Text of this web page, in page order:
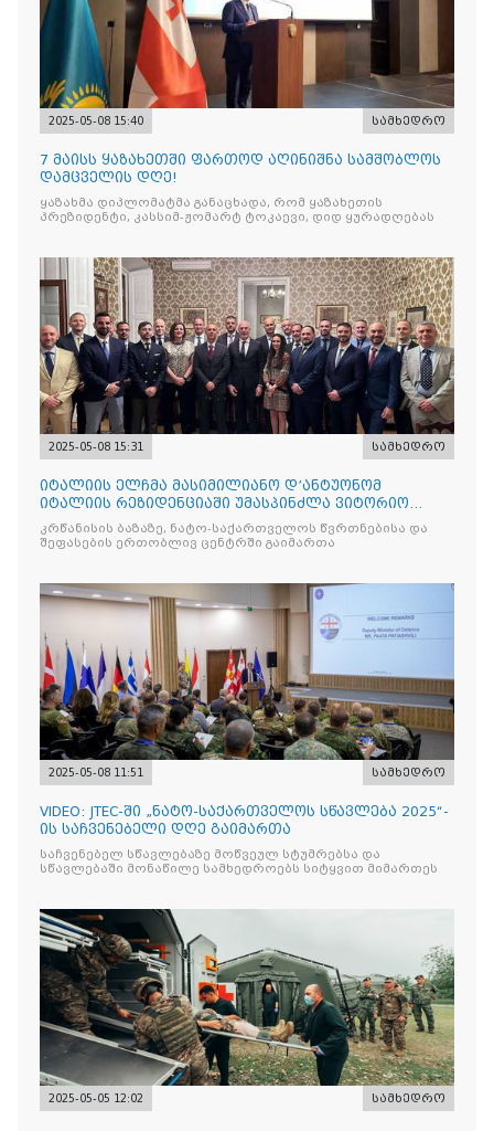
2025-05-08 15:40 სამხედრო
7 მაისს ყაზახეთში ფართოდ აღინიშნა სამშობლოს
დამცველის დღე!
ყაზახმა დიპლომატმა განაცხადა, რომ ყაზახეთის
პრეზიდენტი, კასსიმ-ჟომარტ ტოკაევი, დიდ ყურადღებას
2025-05-08 15:31 სამხედრო
იტალიის ელჩმა მასიმილიანო დ’ანტუონომ
იტალიის რეზიდენციაში უმასპინძლა ვიტორიო
ვენეტოს სახ. დივიზიის ს
კრწანისის ბაზაზე, ნატო-საქართველოს წვრთნებისა და
შეფასების ერთობლივ ცენტრში გაიმართა
2025-05-08 11:51 სამხედრო
VIDEO: JTEC-ში „ნატო-საქართველოს სწავლება 2025“-
ის საჩვენებელი დღე გაიმართა
საჩვენებელ სწავლებაზე მოწვეულ სტუმრებსა და
სწავლებაში მონაწილე სამხედროებს სიტყვით მიმართეს
2025-05-05 12:02 სამხედრო